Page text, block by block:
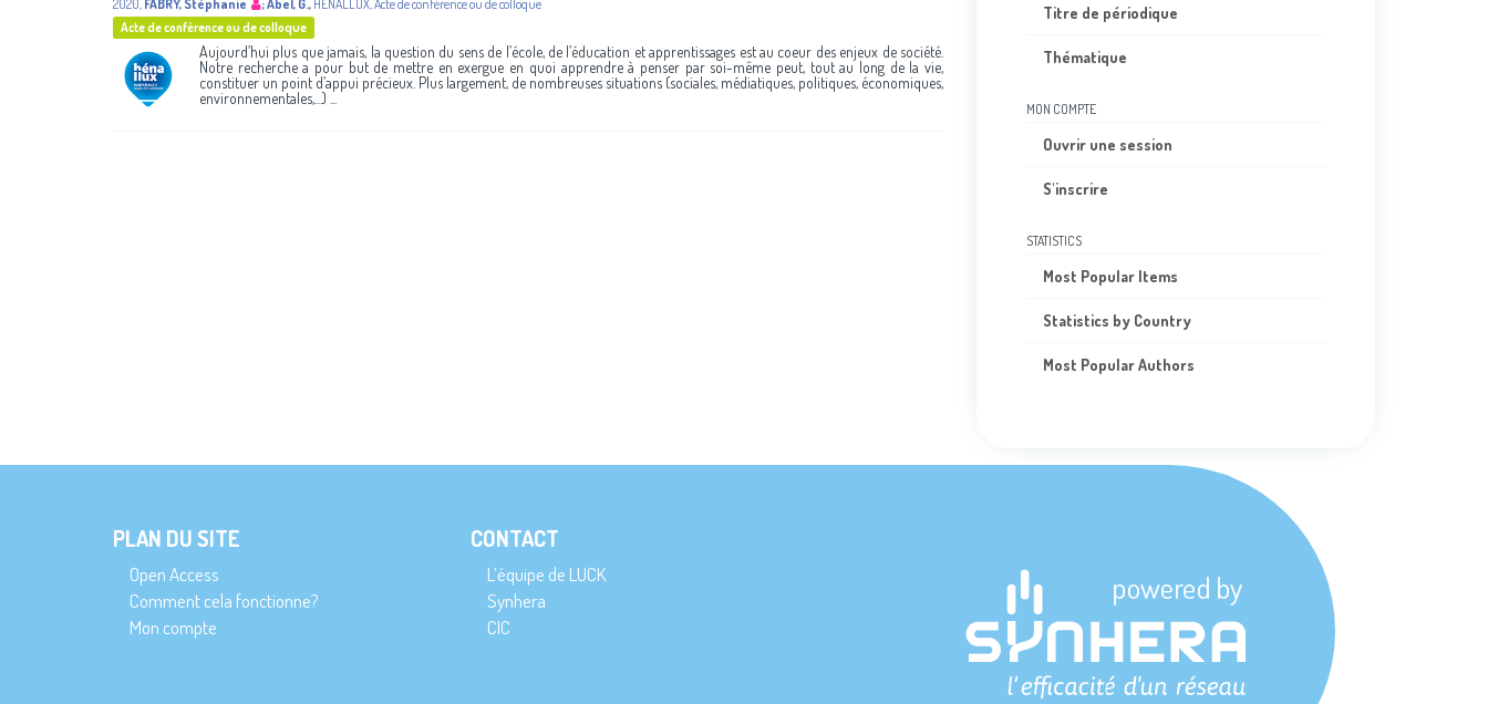
2020, FABRY, Stéphanie ;Abel, G., HENALLUX,Acte de conférence ou de colloque
Acte de conférence ou de colloque
Aujourd’hui plus que jamais, la question du sens de l’école, de l’éducation et apprentissages est au coeur des enjeux de société.
Notre recherche a pour but de mettre en exergue en quoi apprendre à penser par soi-même peut, tout au long de la vie,
constituer un point d’appui précieux. Plus largement, de nombreuses situations (sociales, médiatiques, politiques, économiques,
environnementales,…) ...
Titre de périodique
Thématique
MON COMPTE
Ouvrir une session
S'inscrire
STATISTICS
Most Popular Items
Statistics by Country
Most Popular Authors
PLAN DU SITE
Open Access
Comment cela fonctionne?
Mon compte
CONTACT
L’équipe de LUCK
Synhera
CIC